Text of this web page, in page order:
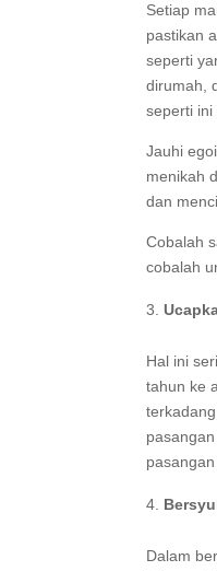
Setiap
pastikan
seperti
dirumah,
seperti ini
Jauhi
menikah
dan
Cobalah
cobalah
Hal ini
tahun ke
Dalam